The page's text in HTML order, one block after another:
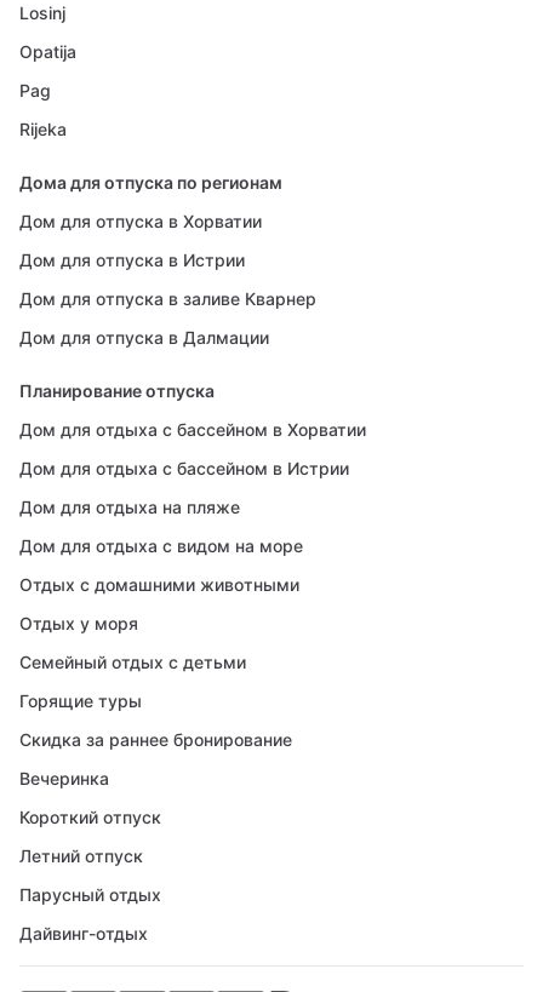
Losinj
Opatija
Pag
Rijeka
Дома для отпуска по регионам
Дом для отпуска в Хорватии
Дом для отпуска в Истрии
Дом для отпуска в заливе Кварнер
Дом для отпуска в Далмации
Планирование отпуска
Дом для отдыха с бассейном в Хорватии
Дом для отдыха с бассейном в Истрии
Дом для отдыха на пляже
Дом для отдыха с видом на море
Отдых с домашними животными
Отдых у моря
Семейный отдых с детьми
Горящие туры
Скидка за раннее бронирование
Вечеринка
Короткий отпуск
Летний отпуск
Парусный отдых
Дайвинг-отдых